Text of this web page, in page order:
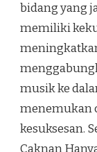
bidang yang
memiliki
musik ke
menemukan
kesuksesan.
Caknan